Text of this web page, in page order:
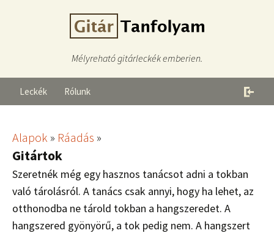
Mélyreható gitárleckék emberien.
Leckék Rólunk
Alapok » Ráadás »
Gitártok
Szeretnék még egy hasznos tanácsot adni a tokban
való tárolásról. A tanács csak annyi, hogy ha lehet, az
otthonodba ne tárold tokban a hangszeredet. A
hangszered gyönyörű, a tok pedig nem. A hangszert